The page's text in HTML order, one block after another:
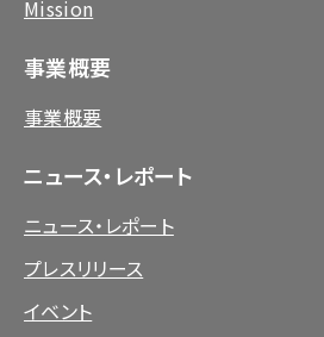
Mission
事業概要
事業概要
ニュース・レポート
ニュース・レポート
プレスリリース
イベント